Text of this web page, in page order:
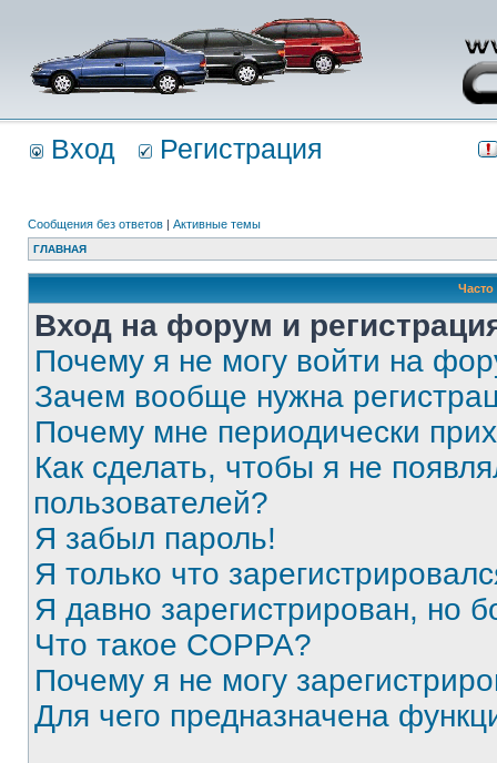
Вход Регистрация
Сообщения без ответов | Активные темы
ГЛАВНАЯ
Вход на форум и
Почему я не могу войти на
Зачем вообще нужна
Почему мне периодически
Как сделать, чтобы я не
пользователей?
Я забыл пароль!
Я только что
Я давно зарегистрирован, но
Что такое COPPA?
Почему я не могу
Для чего предназначена